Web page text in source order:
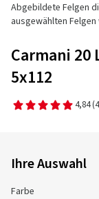
Abgebildete Felgen
ausgewählten
Carmani 20
5x112
4,84
Ihre Auswahl
Farbe